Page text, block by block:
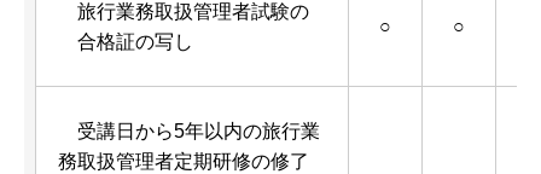
旅行業務取扱管理者試験の
合格証の写し
○ ○
受講日から5年以内の旅行業
務取扱管理者定期研修の修了